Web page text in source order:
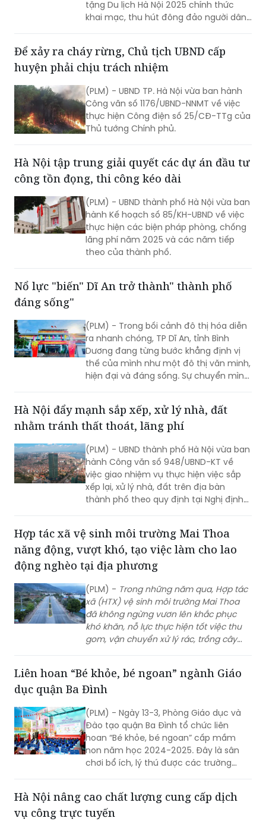
tặng Du lịch Hà Nội 2025 chính thức
khai mạc, thu hút đông đảo người dân
Để xảy ra cháy rừng, Chủ tịch UBND cấp
huyện phải chịu trách nhiệm
(PLM) - UBND TP. Hà Nội vừa ban hành
Công văn số 1176/UBND-NNMT về việc
thực hiện Công điện số 25/CĐ-TTg của
Thủ tướng Chính phủ.
Hà Nội tập trung giải quyết các dự án đầu tư
công tồn đọng, thi công kéo dài
(PLM) - UBND thành phố Hà Nội vừa ban
hành Kế hoạch số 85/KH-UBND về việc
thực hiện các biện pháp phòng, chống
lãng phí năm 2025 và các năm tiếp
theo của thành phố.
Nổ lực "biến" Dĩ An trở thành" thành phố
đáng sống"
(PLM) - Trong bối cảnh đô thị hóa diễn
ra nhanh chóng, TP Dĩ An, tỉnh Bình
Dương đang từng bước khẳng định vị
thế của mình như một đô thị văn minh,
hiện đại và đáng sống. Sự chuyển mình
phương, với những nỗ lực không ngừng
nghỉ nhằm mang lại diện mạo mới cho
và doanh nghiệp.
Hà Nội đẩy mạnh sắp xếp, xử lý nhà, đất
nhằm tránh thất thoát, lãng phí
(PLM) - UBND thành phố Hà Nội vừa ban
hành Công văn số 948/UBND-KT về
việc giao nhiệm vụ thực hiện việc sắp
xếp lại, xử lý nhà, đất trên địa bàn
thành phố theo quy định tại Nghị định
Hợp tác xã vệ sinh môi trường Mai Thoa
năng động, vượt khó, tạo việc làm cho lao
động nghèo tại địa phương
(PLM) - Trong những năm qua, Hợp tác
xã (HTX) vệ sinh môi trường Mai Thoa
đã không ngừng vươn lên khắc phục
khó khăn, nỗ lực thực hiện tốt việc thu
gom, vận chuyển xử lý rác, trồng cây
làm, thu nhập cho người lao động
nghèo trên địa bàn huyện vùng
Liên hoan “Bé khỏe, bé ngoan” ngành Giáo
dục quận Ba Đình
(PLM) - Ngày 13-3, Phòng Giáo dục và
Đào tạo quận Ba Đình tổ chức liên
hoan “Bé khỏe, bé ngoan” cấp mầm
non năm học 2024-2025. Đây là sân
chơi bổ ích, lý thú được các trường
nâng cao chất lượng chăm sóc, nuôi
dưỡng, giáo dục trẻ. Và cũng là cơ hội
Hà Nội nâng cao chất lượng cung cấp dịch
vụ công trực tuyến